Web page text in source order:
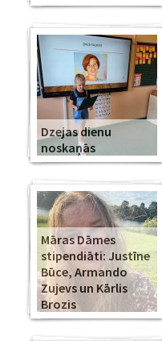
Dzejas dienu
noskaņās
Māras Dāmes
stipendiāti: Justīne
Būce, Armando
Zujevs un Kārlis
Brozis